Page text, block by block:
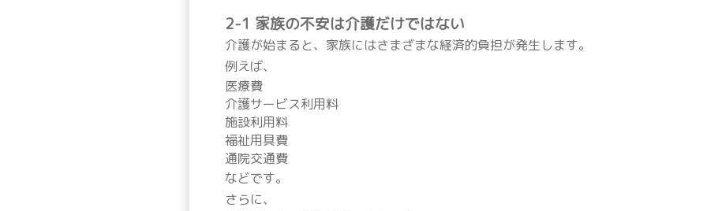
2-1 家族の不安は介護だけではない
介護が始まると、家族にはさまざまな経済的負担が発生します。
例えば、
医療費
介護サービス利用料
施設利用料
福祉用具費
通院交通費
などです。
さらに、